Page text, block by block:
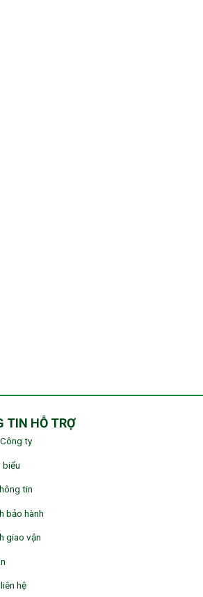
TIN HỖ TRỢ
ty
biểu
tin
bảo hành
giao vận
hệ